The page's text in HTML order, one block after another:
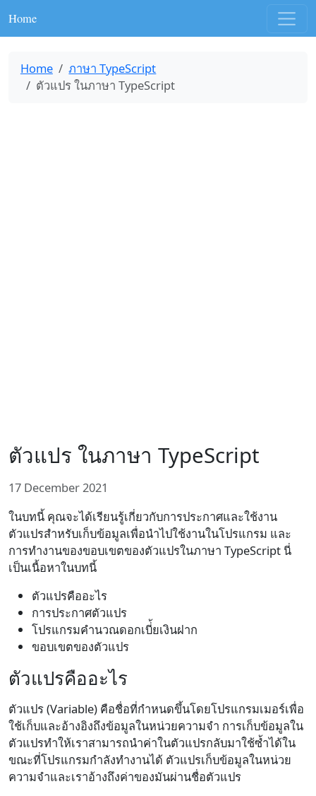
Home
Home
ภาษา TypeScript
ตัวแปร ในภาษา TypeScript
ตัวแปร ในภาษา TypeScript
17 December 2021
ในบทนี้ คุณจะได้เรียนรู้เกี่ยวกับการประกาศและใช้งาน
ตัวแปรสำหรับเก็บข้อมูลเพื่อนำไปใช้งานในโปรแกรม และ
การทำงานของขอบเขตของตัวแปรในภาษา TypeScript นี่
เป็นเนื้อหาในบทนี้
ตัวแปรคืออะไร
การประกาศตัวแปร
โปรแกรมคำนวณดอกเบี่้ยเงินฝาก
ขอบเขตของตัวแปร
ตัวแปรคืออะไร
ตัวแปร (Variable) คือชื่อที่กำหนดขึ้นโดยโปรแกรมเมอร์เพื่อ
ใช้เก็บและอ้างอิงถึงข้อมูลในหน่วยความจำ การเก็บข้อมูลใน
ตัวแปรทำให้เราสามารถนำค่าในตัวแปรกลับมาใช้ซ้ำได้ใน
ขณะที่โปรแกรมกำลังทำงานได้ ตัวแปรเก็บข้อมูลในหน่วย
ความจำและเราอ้างถึงค่าของมันผ่านชื่อตัวแปร